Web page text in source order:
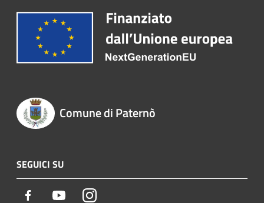
Comune di Paternò
SEGUICI SU
Facebook YoutubeInstagram